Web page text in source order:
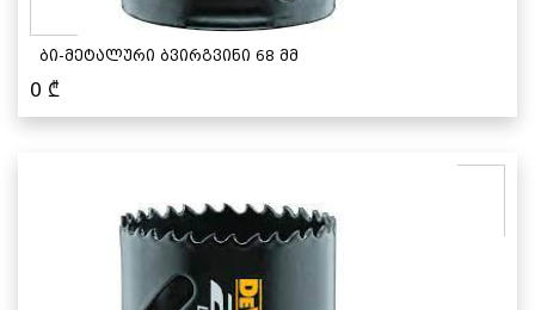
ბი-მეტალური ბვირგვინი 68 მმ
0 ₾